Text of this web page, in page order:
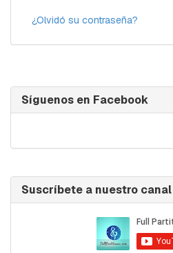
¿Olvidó su contraseña?
Síguenos en Facebook
Suscríbete a nuestro canal